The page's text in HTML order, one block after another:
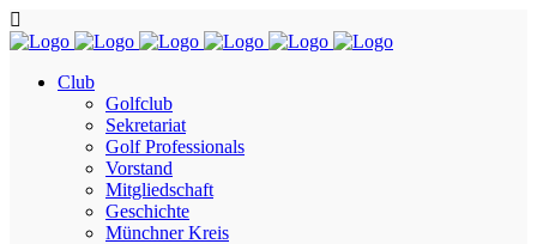
Club
Golfclub
Sekretariat
Golf Professionals
Vorstand
Mitgliedschaft
Geschichte
Münchner Kreis